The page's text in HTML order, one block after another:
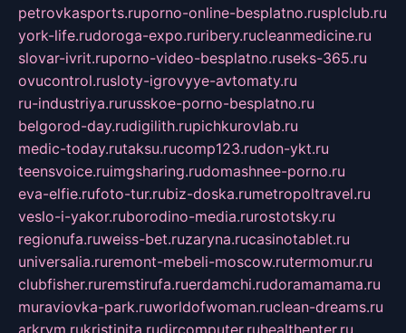
petrovkasports.ruporno-online-besplatno.rusplclub.ru
york-life.rudoroga-expo.ruribery.rucleanmedicine.ru
slovar-ivrit.ruporno-video-besplatno.ruseks-365.ru
ovucontrol.rusloty-igrovyye-avtomaty.ru
ru-industriya.rurusskoe-porno-besplatno.ru
belgorod-day.rudigilith.rupichkurovlab.ru
medic-today.rutaksu.rucomp123.rudon-ykt.ru
teensvoice.ruimgsharing.rudomashnee-porno.ru
eva-elfie.rufoto-tur.rubiz-doska.rumetropoltravel.ru
veslo-i-yakor.ruborodino-media.rurostotsky.ru
regionufa.ruweiss-bet.ruzaryna.rucasinotablet.ru
universalia.ruremont-mebeli-moscow.rutermomur.ru
clubfisher.ruremstirufa.ruerdamchi.rudoramamama.ru
muraviovka-park.ruworldofwoman.ruclean-dreams.ru
arkrym.rukristinita.rudircomputer.ruhealthenter.ru